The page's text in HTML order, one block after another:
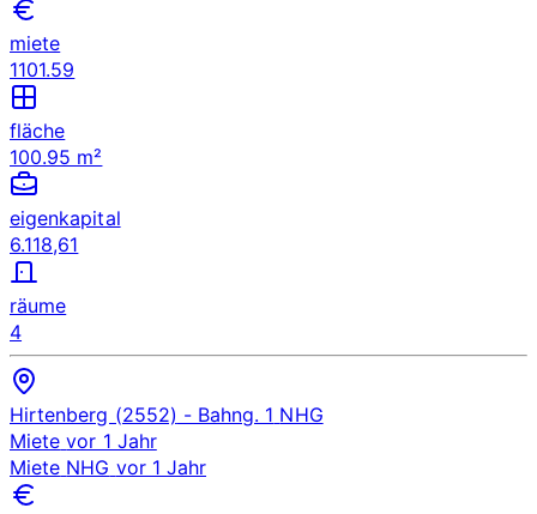
miete
1101.59
fläche
100.95 m²
eigenkapital
6.118,61
räume
4
Hirtenberg (2552) - Bahng. 1 NHG
Miete vor 1 Jahr
Miete NHG vor 1 Jahr